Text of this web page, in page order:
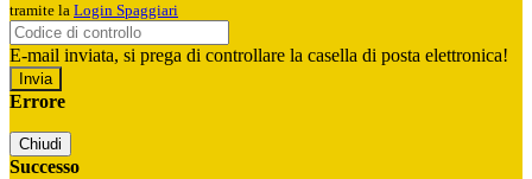
tramite la Login Spaggiari
E-mail inviata, si prega di controllare la casella di posta elettronica!
Errore
Chiudi
Successo